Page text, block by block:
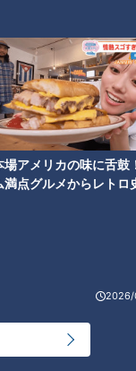
場アメリカの味に舌鼓
満点グルメからレトロ
2026/
EDWIN」ブランドは
～命名の秘話と創意
歩み